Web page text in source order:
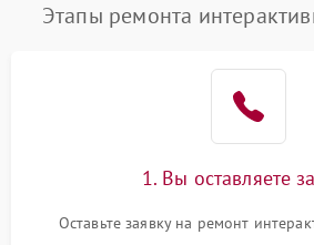
Этапы ремонта
1. Вы оставляете
Оставьте заявку на ремонт